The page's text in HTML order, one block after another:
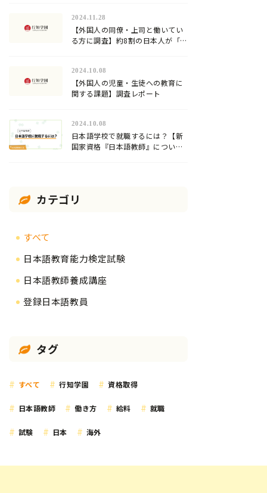
員』の需要！
2024.11.28
【外国人の同僚・上司と働いてい
る方に調査】約8割の日本人が「日
2024.10.08
【外国人の児童・生徒への教育に
関する課題】調査レポート
2024.10.08
日本語学校で就職するには？【新
国家資格『日本語教師』について
カテゴリ
すべて
日本語教育能力検定試験
日本語教師養成講座
登録日本語教員
タグ
すべて 行知学園 資格取得
日本語教師 働き方 給料 就職
試験 日本 海外